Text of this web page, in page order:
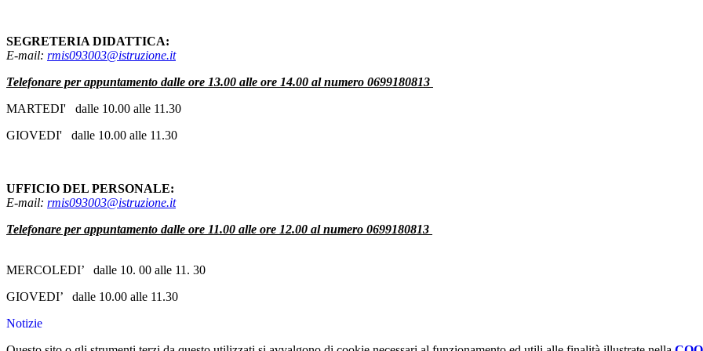
SEGRETERIA DIDATTICA:
E-mail: rmis093003@istruzione.it
Telefonare per appuntamento dalle ore 13.00 alle ore 14.00 al numero 0699180813
MARTEDI' dalle 10.00 alle 11.30
GIOVEDI' dalle 10.00 alle 11.30
UFFICIO DEL PERSONALE:
E-mail: rmis093003@istruzione.it
Telefonare per appuntamento dalle ore 11.00 alle ore 12.00 al numero 0699180813
MERCOLEDI’ dalle 10. 00 alle 11. 30
GIOVEDI’ dalle 10.00 alle 11.30
Notizie